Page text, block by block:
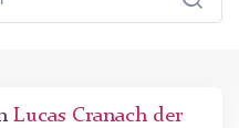
Lucas Cranach der